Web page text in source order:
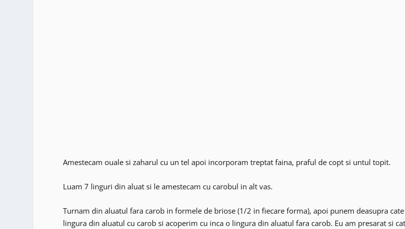
Amestecam ouale si zaharul cu un tel apoi incorporam treptat faina, praful de copt si untul topit.
Luam 7 linguri din aluat si le amestecam cu carobul in alt vas.
Turnam din aluatul fara carob in formele de briose (1/2 in fiecare forma), apoi punem deasupra
lingura din aluatul cu carob si acoperim cu inca o lingura din aluatul fara carob. Eu am presarat si